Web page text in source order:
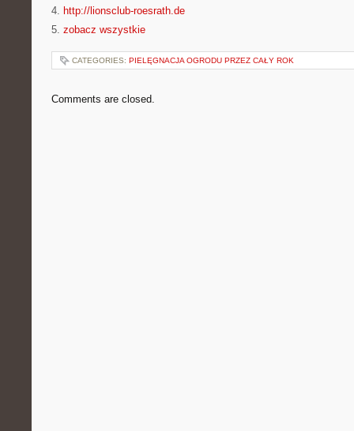
4. http://lionsclub-roesrath.de
5. zobacz wszystkie
CATEGORIES: PIELĘGNACJA OGRODU PRZEZ CAŁY ROK
Comments are closed.